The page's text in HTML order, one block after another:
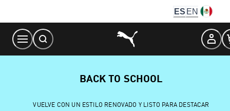
Content
ES EN
BACK TO SCHOOL
VUELVE CON UN ESTILO RENOVADO Y LISTO PARA DESTACAR